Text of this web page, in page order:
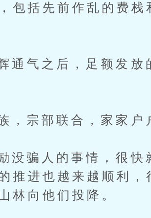
包括先前作乱的费
之后，足额发放的
部联合，家家户户
人的事情，很快就
推进也越来越顺利
林向他们投降。